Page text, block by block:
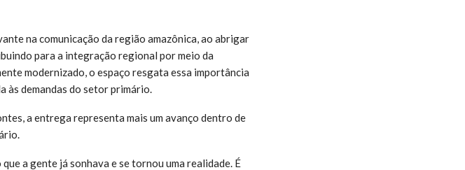
na comunicação da região amazônica, ao abrigar
para a integração regional por meio da
modernizado, o espaço resgata essa importância
às demandas do setor primário.
a entrega representa mais um avanço dentro de
a gente já sonhava e se tornou uma realidade. É